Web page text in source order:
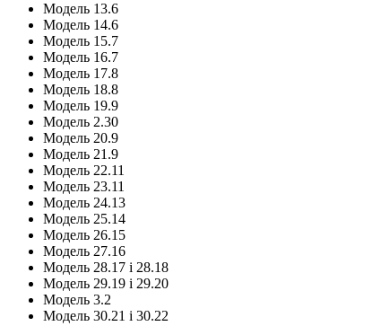
Модель 13.6
Модель 14.6
Модель 15.7
Модель 16.7
Модель 17.8
Модель 18.8
Модель 19.9
Модель 2.30
Модель 20.9
Модель 21.9
Модель 22.11
Модель 23.11
Модель 24.13
Модель 25.14
Модель 26.15
Модель 27.16
Модель 28.17 і 28.18
Модель 29.19 і 29.20
Модель 3.2
Модель 30.21 і 30.22